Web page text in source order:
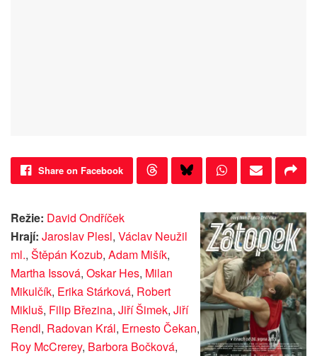
Share on Facebook
Režie: David Ondříček
Hrají: Jaroslav Plesl, Václav Neužil
ml., Štěpán Kozub, Adam Mišík,
Martha Issová, Oskar Hes, Milan
Mikulčík, Erika Stárková, Robert
Mikluš, Filip Březina, Jiří Šimek, Jiří
Rendl, Radovan Král, Ernesto Čekan,
Roy McCrerey, Barbora Bočková,